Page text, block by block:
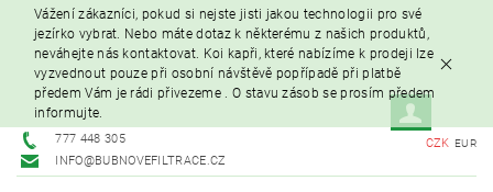
Vážení zákazníci, pokud si nejste jisti jakou technologii pro své
jezírko vybrat. Nebo máte dotaz k některému z našich produktů,
neváhejte nás kontaktovat. Koi kapři, které nabízíme k prodeji lze
vyzvednout pouze při osobní návštěvě popřípadě při platbě
předem Vám je rádi přivezeme . O stavu zásob se prosím předem
informujte.
777 448 305
INFO@BUBNOVEFILTRACE.CZ
CZK EUR